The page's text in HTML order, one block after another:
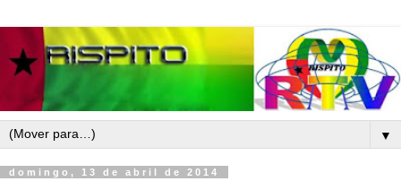
▼
domingo, 13 de abril de 2014